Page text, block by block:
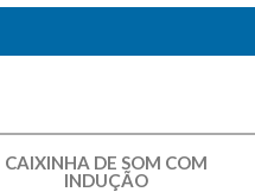
CAIXINHA DE SOM COM
INDUÇÃO